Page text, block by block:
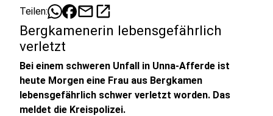
Teilen: mailopen_in_new
Bergkamenerin lebensgefährlich
verletzt
Bei einem schweren Unfall in Unna-Afferde ist
heute Morgen eine Frau aus Bergkamen
lebensgefährlich schwer verletzt worden. Das
meldet die Kreispolizei.